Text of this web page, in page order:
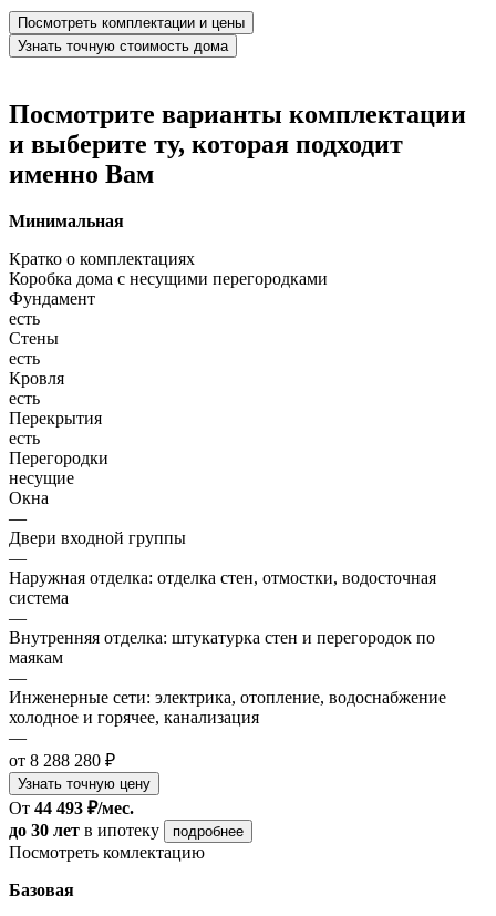
Посмотреть комплектации и цены
Узнать точную стоимость дома
Посмотрите варианты комплектации
и выберите ту, которая подходит
именно Вам
Минимальная
Кратко о комплектациях
Коробка дома с несущими перегородками
Фундамент
есть
Стены
есть
Кровля
есть
Перекрытия
есть
Перегородки
несущие
Окна
—
Двери входной группы
—
Наружная отделка: отделка стен, отмостки, водосточная
система
—
Внутренняя отделка: штукатурка стен и перегородок по
маякам
—
Инженерные сети: электрика, отопление, водоснабжение
холодное и горячее, канализация
—
от 8 288 280 ₽
Узнать точную цену
От 44 493 ₽/мес.
до 30 лет в ипотеку подробнее
Посмотреть комлектацию
Базовая